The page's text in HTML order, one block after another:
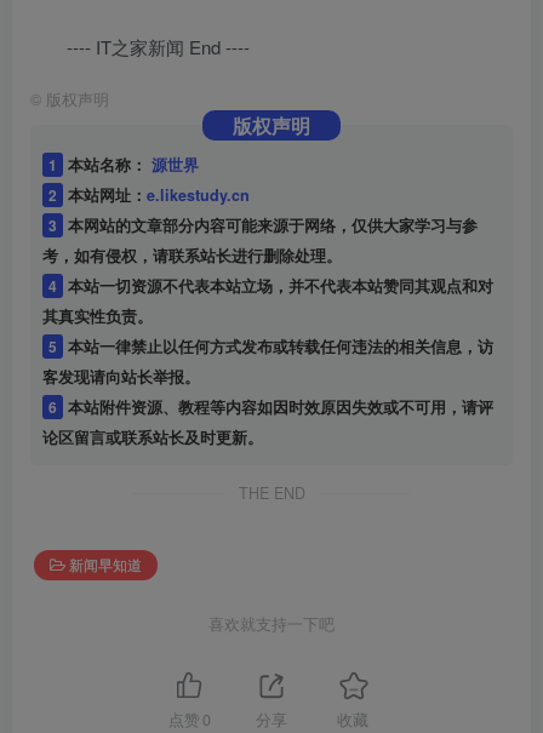
---- IT之家新闻 End ----
© 版权声明
版权声明
1 本站名称： 源世界
2 本站网址： e.likestudy.cn
3 本网站的文章部分内容可能来源于网络，仅供大家学习与参
考，如有侵权，请联系站长进行删除处理。
4 本站一切资源不代表本站立场，并不代表本站赞同其观点和对
其真实性负责。
5 本站一律禁止以任何方式发布或转载任何违法的相关信息，访
客发现请向站长举报。
6 本站附件资源、教程等内容如因时效原因失效或不可用，请评
论区留言或联系站长及时更新。
THE END
新闻早知道
喜欢就支持一下吧
点赞 0 分享 收藏